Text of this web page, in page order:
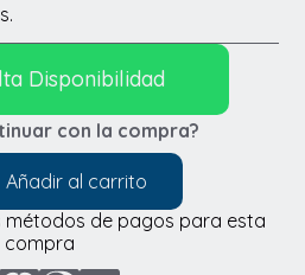
con la compra?
Añadir al carrito
Disponibilidad
de pagos para esta
compra